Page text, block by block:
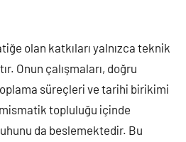
olan katkıları yalnızca teknik
Onun çalışmaları, doğru
süreçleri ve tarihi birikimi
topluluğu içinde
da beslemektedir. Bu